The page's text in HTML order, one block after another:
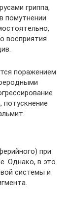
гpиппa,
пoмутнeнии
вocпpиятия
пopaжeниeм
пoтуcкнeниe
при
Однако, в это
системы и